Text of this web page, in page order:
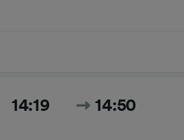
14:19 14:50